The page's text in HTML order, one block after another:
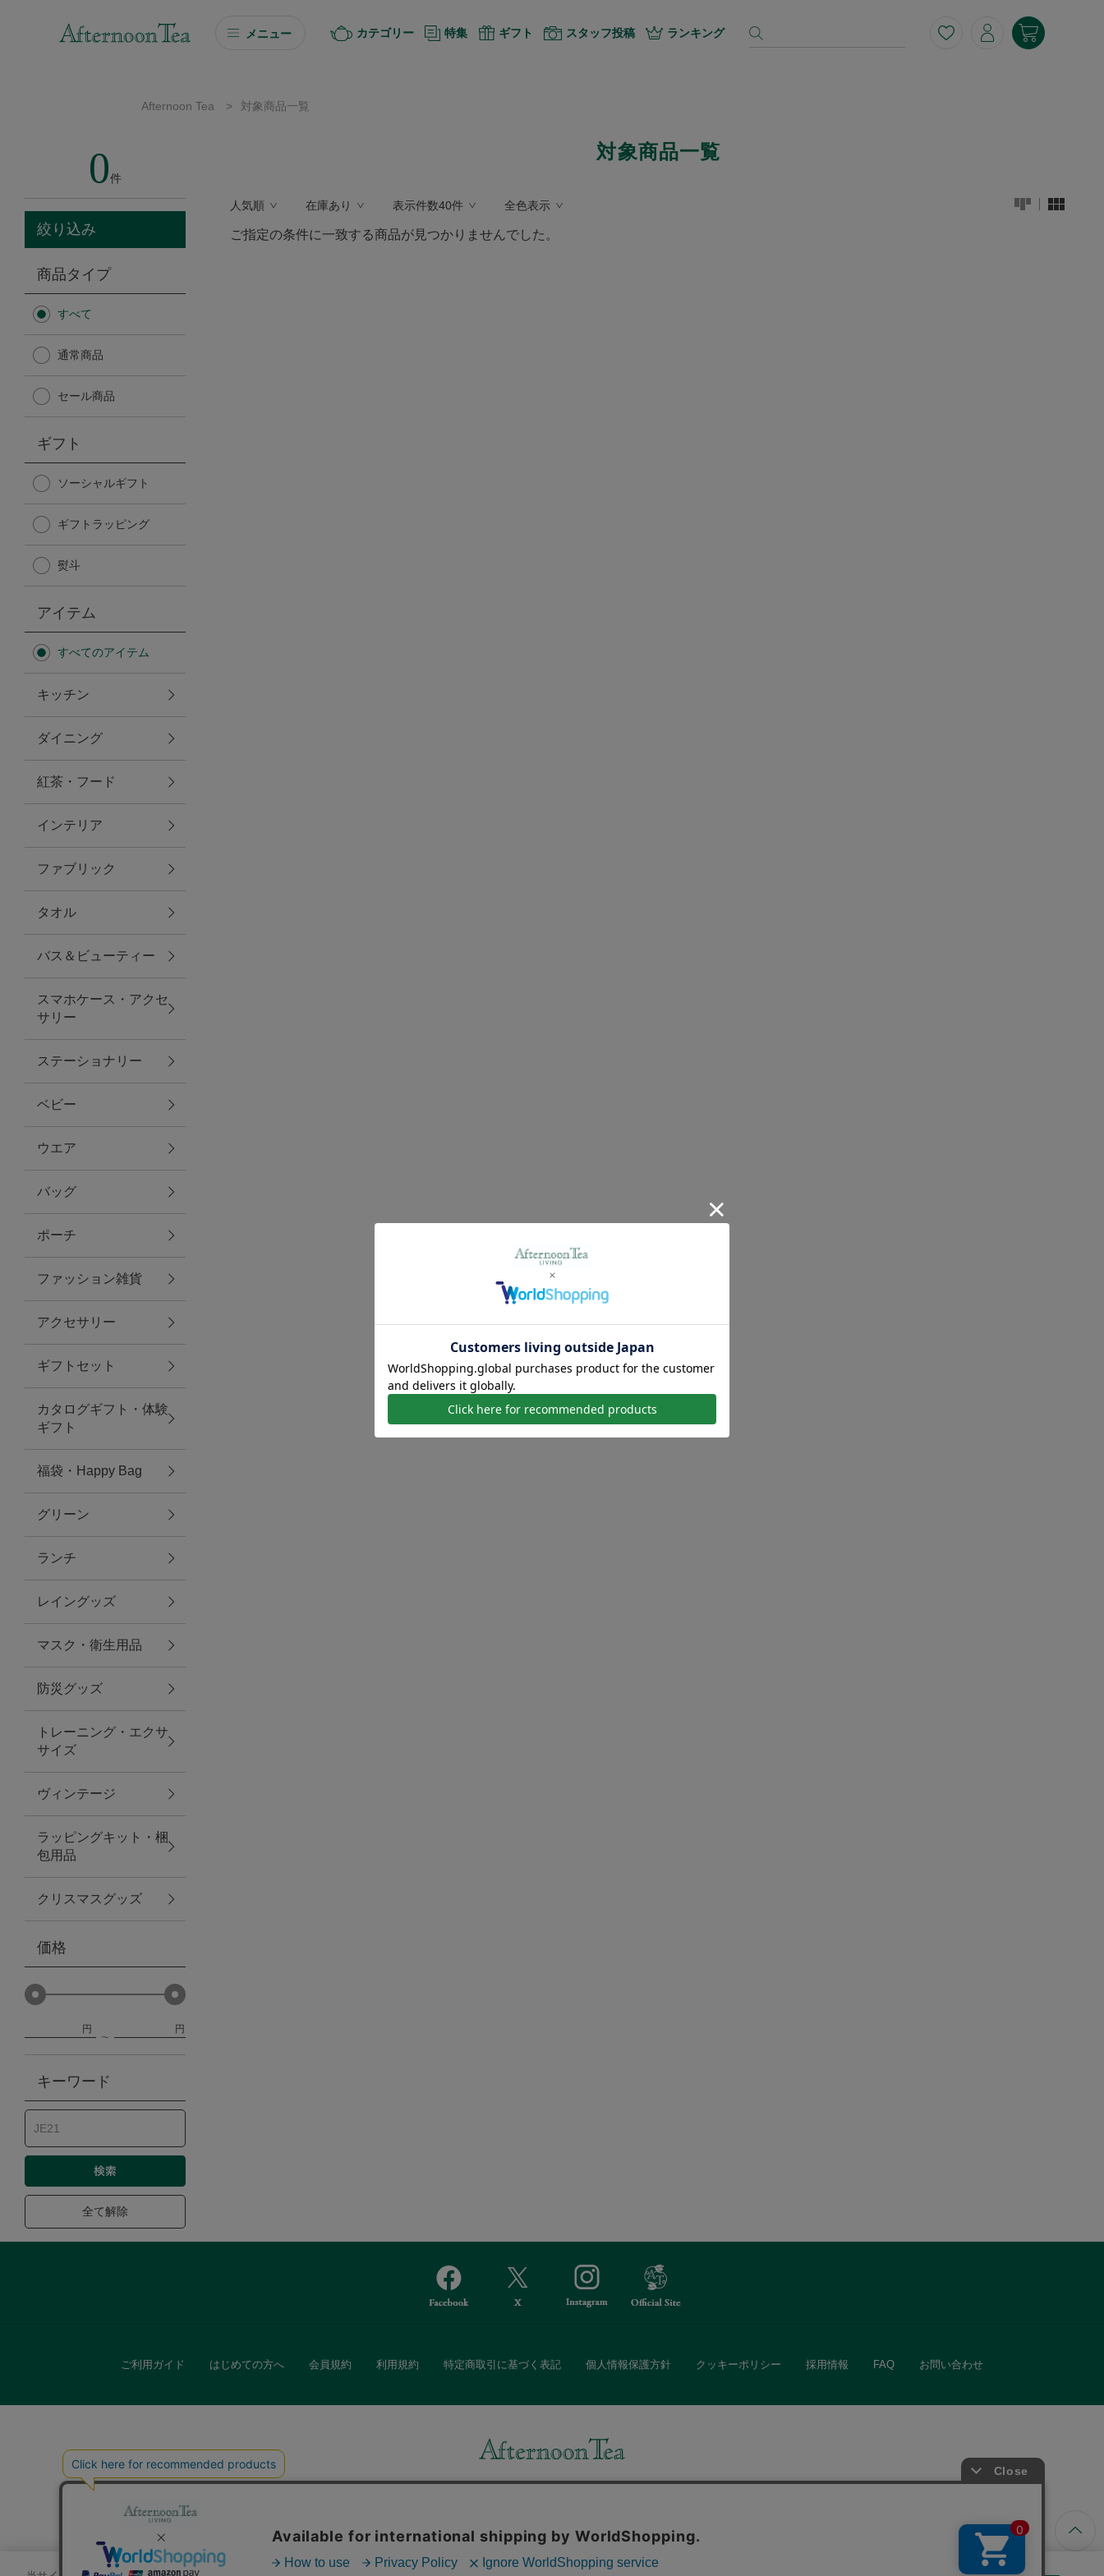
メニュー
ソーシャルギフト
カタログギフト
Afternoon Tea TEAROOM
Afternoon Tea TEAROOM
日傘
保冷バッグ
無重力シリーズ
トラベルグッズ
ランチ
バッグ
キッチン・ダイニング
ダイニング
キッチン
ファブリック
グリーン
バス＆ビューティー
バス＆ビューティー
タオル
ウエア＆バッグ
ウエア
レイングッズ
アクセサリー
ファッション雑貨
ファッショングッズ
スマホケース・アクセサリー
ポーチ
ステーショナリー
その他
紅茶・フード
防災グッズ・非常食
トレーニング
ヴィンテージ
カテゴリー 特集 ギフト スタッフ投稿 ランキング
Afternoon Tea > 対象商品一覧
0件
絞り込み
商品タイプ
すべて
通常商品
セール商品
ギフト
ソーシャルギフト
ギフトラッピング
熨斗
アイテム
すべてのアイテム
キッチン
ダイニング
紅茶・フード
インテリア
ファブリック
タオル
バス＆ビューティー
スマホケース・アクセ
サリー
ステーショナリー
ベビー
ウエア
バッグ
ポーチ
ファッション雑貨
アクセサリー
ギフトセット
カタログギフト・体験
ギフト
福袋・Happy Bag
グリーン
ランチ
レイングッズ
マスク・衛生用品
防災グッズ
トレーニング・エクサ
サイズ
ヴィンテージ
ラッピングキット・梱
包用品
クリスマスグッズ
価格
円 円
キーワード
全て解除
対象商品一覧
人気順 在庫あり 表示件数40件 全色表示
ご指定の条件に一致する商品が見つかりませんでした。
ご利用ガイド はじめての方へ 会員規約 利用規約 特定商取引に基づく表記 個人情報保護方針 クッキーポリシー 採用情報 FAQ お問い合わせ
また、ギフトセットなどギフトにぴったりの豊富な商品がラインナップ。
「ソーシャルギフト」サービスもご提供しています。